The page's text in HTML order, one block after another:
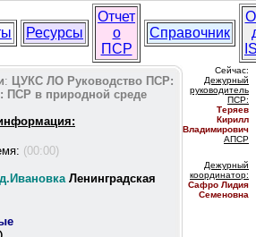
Ресурсы
Отчет
о
ПСР
Справочник
: ЦУКС ЛО Руководство ПСР:
ПСР в природной среде
(00:00)
д.Ивановка Ленинградская
Сейчас:
Дежурный
руководитель
ПСР:
Теряев
Кирилл
Владимирович
АПСР
Дежурный
координатор:
Сафро Лидия
Семеновна